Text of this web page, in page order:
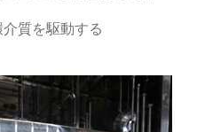
質を駆動する